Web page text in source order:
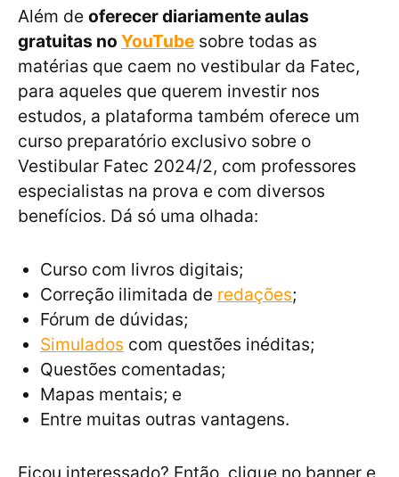
Além de oferecer diariamente aulas
gratuitas no YouTube sobre todas as
matérias que caem no vestibular da Fatec,
para aqueles que querem investir nos
estudos, a plataforma também oferece um
curso preparatório exclusivo sobre o
Vestibular Fatec 2024/2, com professores
especialistas na prova e com diversos
benefícios. Dá só uma olhada:
Curso com livros digitais;
Correção ilimitada de redações;
Fórum de dúvidas;
Simulados com questões inéditas;
Questões comentadas;
Mapas mentais; e
Entre muitas outras vantagens.